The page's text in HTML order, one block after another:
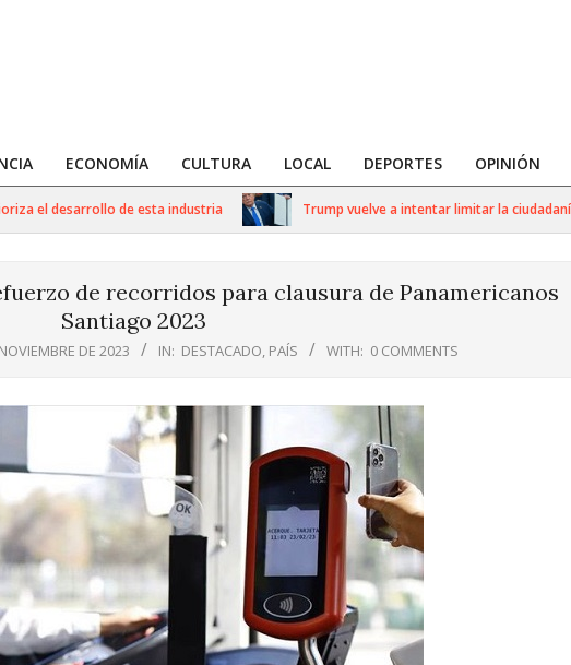
ECONOMÍA CULTURA LOCAL DEPORTES OPINIÓN
el desarrollo de esta industria Trump vuelve a intentar limitar la ciudadanía
de recorridos para clausura de Panamericanos
Santiago 2023
DE 2023 IN: DESTACADO, PAÍS WITH: 0 COMMENTS